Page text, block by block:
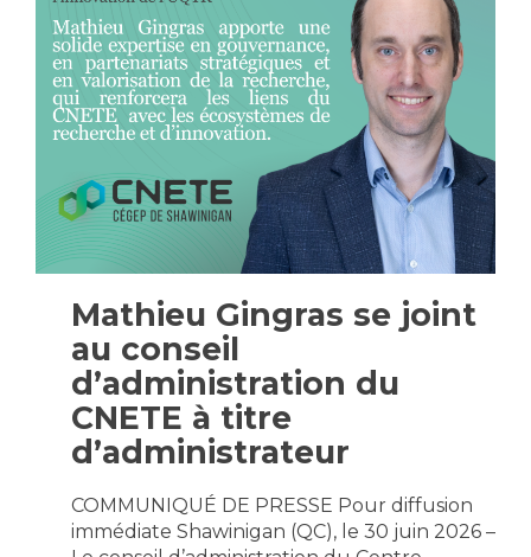
Mathieu Gingras se joint
au conseil
d’administration du
CNETE à titre
d’administrateur
COMMUNIQUÉ DE PRESSE Pour diffusion
immédiate Shawinigan (QC), le 30 juin 2026 –